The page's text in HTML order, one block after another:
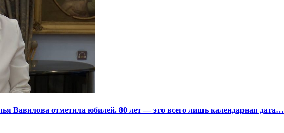
Вавилова отметила юбилей. 80 лет — это всего лишь календарная дата…